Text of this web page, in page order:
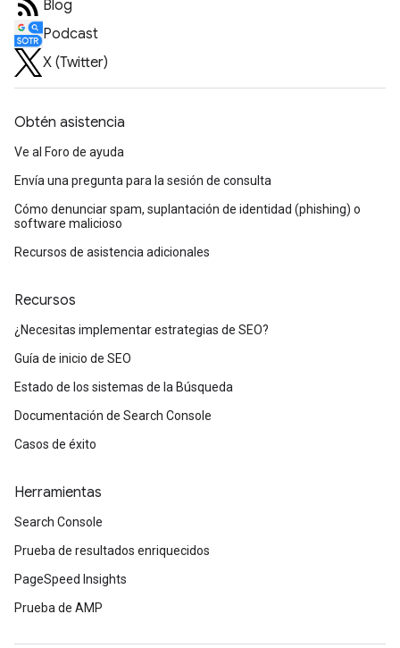
Blog
Podcast
X (Twitter)
Obtén asistencia
Ve al Foro de ayuda
Envía una pregunta para la sesión de consulta
Cómo denunciar spam, suplantación de identidad (phishing) o
software malicioso
Recursos de asistencia adicionales
Recursos
¿Necesitas implementar estrategias de SEO?
Guía de inicio de SEO
Estado de los sistemas de la Búsqueda
Documentación de Search Console
Casos de éxito
Herramientas
Search Console
Prueba de resultados enriquecidos
PageSpeed Insights
Prueba de AMP